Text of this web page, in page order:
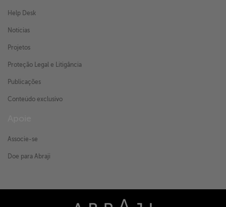
Help Desk
Notícias
Projetos
Proteção Legal e Litigância
Publicações
Conteúdo exclusivo
Associe-se
Doe para Abraji